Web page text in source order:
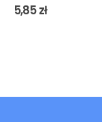
0out of 5
5,85zł